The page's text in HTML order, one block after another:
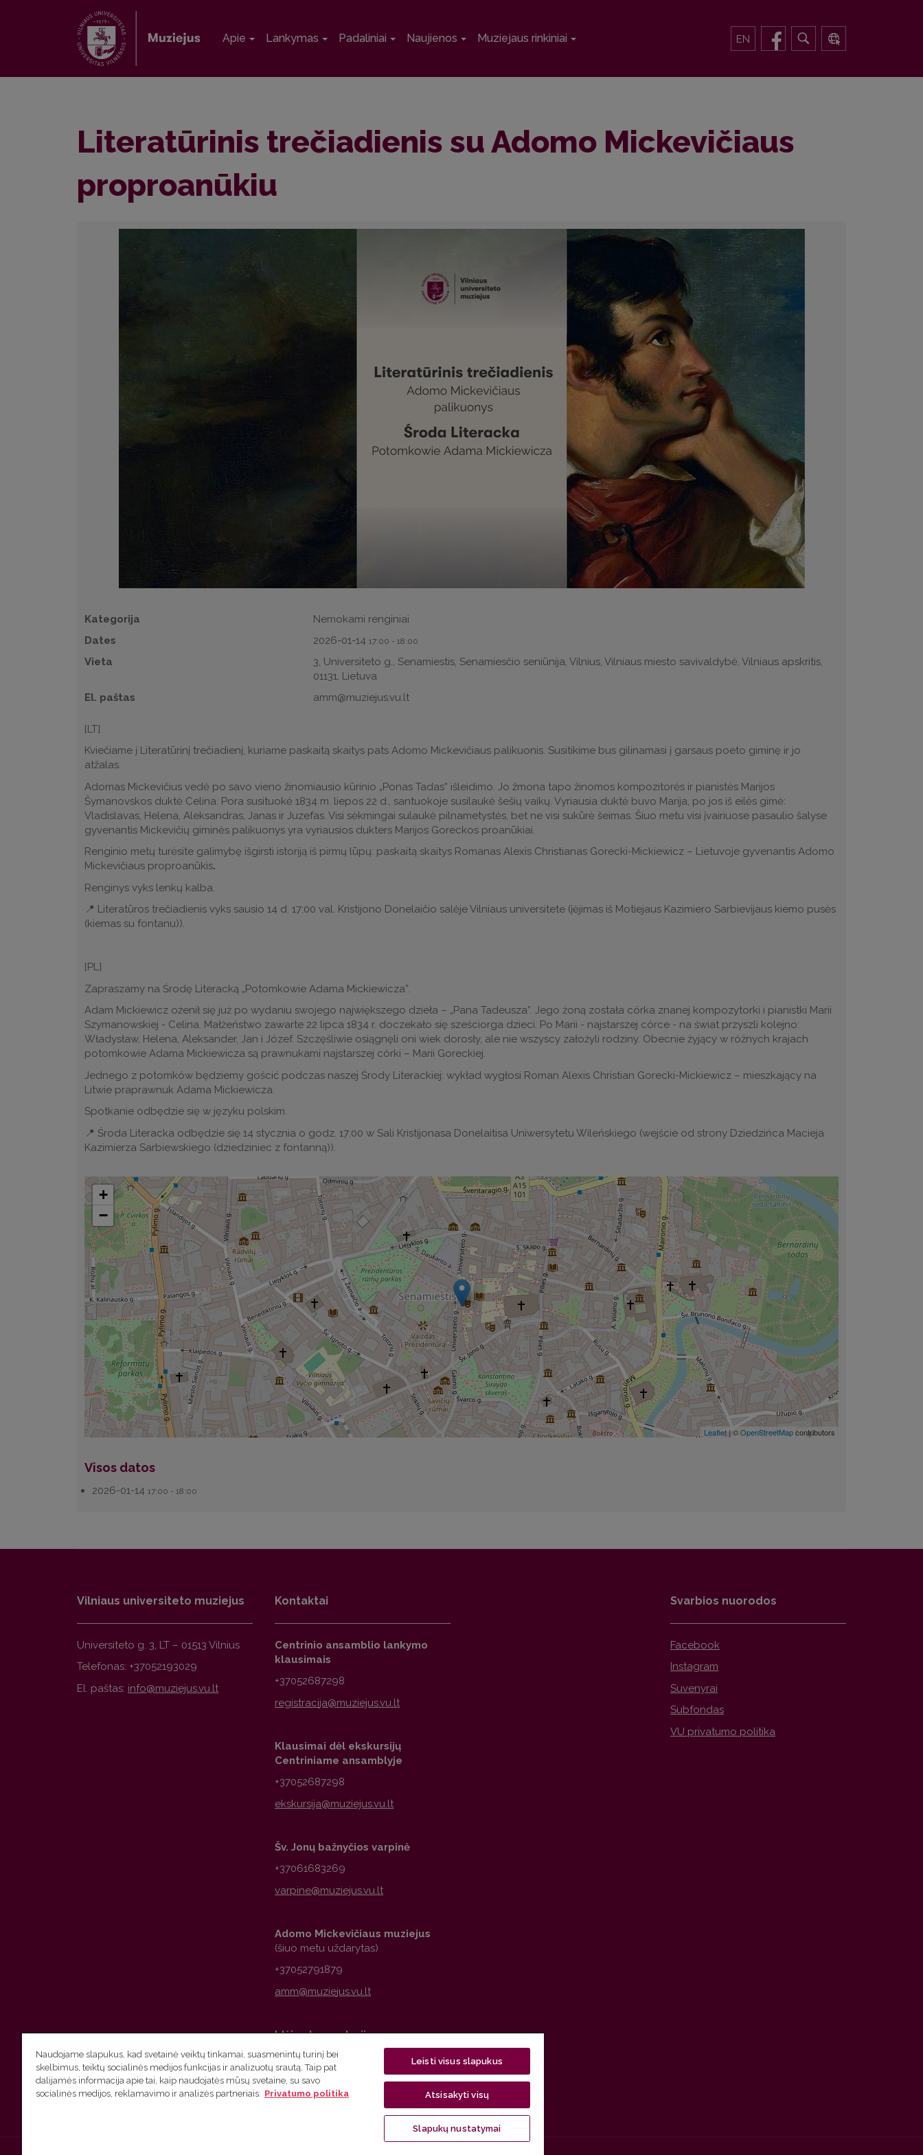
Apie Lankymas Padaliniai Naujienos Muziejaus rinkiniai EN
Literatūrinis trečiadienis su Adomo Mickevičiaus
proproanūkiu
Kategorija
Nemokami renginiai
Dates
2026-01-14 17:00 -18:00
Vieta
3, Universiteto g., Senamiestis, Senamiesčio seniūnija, Vilnius, Vilniaus miesto savivaldybė, Vilniaus apskritis,
01131, Lietuva
El. paštas
amm@muziejus.vu.lt
[LT]
Kviečiame į Literatūrinį trečiadienį, kuriame paskaitą skaitys pats Adomo Mickevičiaus palikuonis. Susitikime bus gilinamasi į garsaus poeto giminę ir jo
atžalas.
Adomas Mickevičius vedė po savo vieno žinomiausio kūrinio „Ponas Tadas“ išleidimo. Jo žmona tapo žinomos kompozitorės ir pianistės Marijos
Šymanovskos duktė Celina. Pora susituokė 1834 m. liepos 22 d., santuokoje susilaukė šešių vaikų. Vyriausia duktė buvo Marija, po jos iš eilės gimė:
Vladislavas, Helena, Aleksandras, Janas ir Juzefas. Visi sėkmingai sulaukė pilnametystės, bet ne visi sukūrė šeimas. Šiuo metu visi įvairiuose pasaulio šalyse
gyvenantis Mickevičių giminės palikuonys yra vyriausios dukters Marijos Goreckos proanūkiai.
Renginio metų turėsite galimybę išgirsti istoriją iš pirmų lūpų: paskaitą skaitys Romanas Alexis Christianas Gorecki-Mickiewicz – Lietuvoje gyvenantis Adomo
Mickevičiaus proproanūkis.
Renginys vyks lenkų kalba.
📍 Literatūros trečiadienis vyks sausio 14 d. 17:00 val. Kristijono Donelaičio salėje Vilniaus universitete (įėjimas iš Motiejaus Kazimiero Sarbievijaus kiemo pusės
(kiemas su fontanu)).
[PL]
Zapraszamy na Środę Literacką „Potomkowie Adama Mickiewicza”.
Adam Mickiewicz ożenił się już po wydaniu swojego największego dzieła – „Pana Tadeusza”. Jego żoną została córka znanej kompozytorki i pianistki Marii
Szymanowskiej - Celina. Małżeństwo zawarte 22 lipca 1834 r. doczekało się sześciorga dzieci. Po Marii - najstarszej córce - na świat przyszli kolejno:
Władysław, Helena, Aleksander, Jan i Józef. Szczęśliwie osiągnęli oni wiek dorosły, ale nie wszyscy założyli rodziny. Obecnie żyjący w różnych krajach
potomkowie Adama Mickiewicza są prawnukami najstarszej córki – Marii Goreckiej.
Jednego z potomków będziemy gościć podczas naszej Środy Literackiej: wykład wygłosi Roman Alexis Christian Gorecki-Mickiewicz – mieszkający na
Litwie praprawnuk Adama Mickiewicza.
Spotkanie odbędzie się w języku polskim.
📍 Środa Literacka odbędzie się 14 stycznia o godz. 17:00 w Sali Kristijonasa Donelaitisa Uniwersytetu Wileńskiego (wejście od strony Dziedzińca Macieja
Kazimierza Sarbiewskiego (dziedziniec z fontanną)).
+
−
Leaflet| ©OpenStreetMapcontributors
Visos datos
2026-01-14 17:00 - 18:00
Vilniaus universiteto muziejus
Universiteto g. 3, LT – 01513 Vilnius
Telefonas: +37052193029
El. paštas:
Kontaktai
Centrinio ansamblio lankymo
klausimais
+37052687298
Klausimai dėl ekskursijų
Centriniame ansamblyje
+37052687298
Šv. Jonų bažnyčios varpinė
+37061683269
Adomo Mickevičiaus muziejus
(šiuo metu uždarytas)
+37052791879
Idėjų observatorija
+37066776979
Svarbios nuorodos
Facebook
Instagram
Suvenyrai
Subfondas
VU privatumo politika
Naudojame slapukus, kad svetainė veiktų tinkamai, suasmenintų turinį bei
skelbimus, teiktų socialinės medijos funkcijas ir analizuotų srautą. Taip pat
dalijamės informacija apie tai, kaip naudojatės mūsų svetaine, su savo
socialinės medijos, reklamavimo ir analizės partneriais. Privatumo politika
Leisti visus slapukus
Atsisakyti visų
Slapukų nustatymai